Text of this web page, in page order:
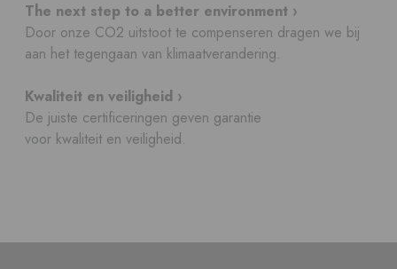
The next step to a better environment ›
Door onze CO2 uitstoot te compenseren dragen we bij
aan het tegengaan van klimaatverandering.
Kwaliteit en veiligheid ›
De juiste certificeringen geven garantie
voor kwaliteit en veiligheid.